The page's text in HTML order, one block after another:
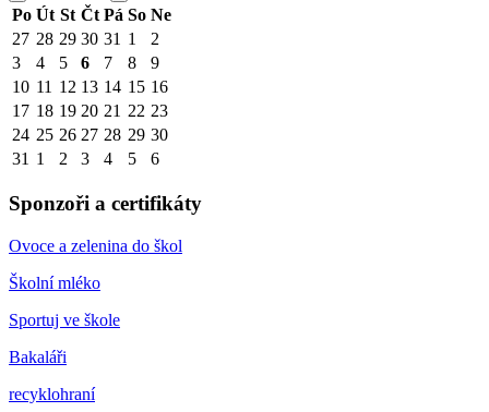
Po Út St Čt Pá So Ne
27 28 29 30 31 1
2
3
4 5 6 7 8
9
10 11 12 13 14 15 16
17 18 19 20 21 22 23
24 25 26 27 28 29 30
31 1 2 3 4 5 6
Sponzoři a certifikáty
Ovoce a zelenina do škol
Školní mléko
Sportuj ve škole
Bakaláři
recyklohraní